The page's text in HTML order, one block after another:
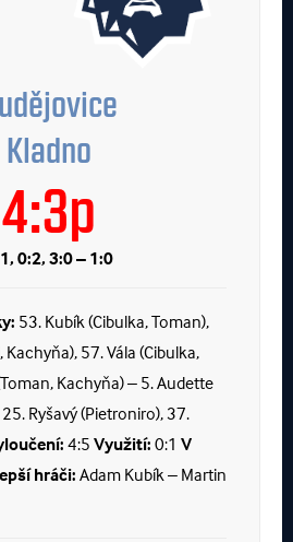
Kladno
4:3p
0:2, 3:0 – 1:0
53. Kubík (Cibulka, Toman),
57. Vála (Cibulka,
Kachyňa) – 5. Audette
Ryšavý (Pietroniro), 37.
4:5 Využití: 0:1 V
hráči:Adam Kubík – Martin